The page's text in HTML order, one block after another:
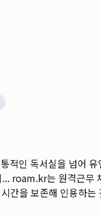
인 독서실을 넘어
roam.kr는 원격근무
간을 보존해 인용하는